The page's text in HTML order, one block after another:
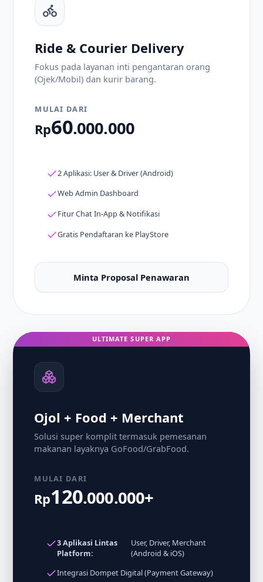
Ride & Courier Delivery
Fokus pada layanan inti pengantaran orang
(Ojek/Mobil) dan kurir barang.
MULAI DARI
Rp60.000.000
2 Aplikasi: User & Driver (Android)
Web Admin Dashboard
Fitur Chat In-App & Notifikasi
Gratis Pendaftaran ke PlayStore
Minta Proposal Penawaran
ULTIMATE SUPER APP
Ojol + Food + Merchant
Solusi super komplit termasuk pemesanan
makanan layaknya GoFood/GrabFood.
MULAI DARI
Rp120.000.000+
3 Aplikasi Lintas
Platform:
User, Driver, Merchant
(Android & iOS)
Integrasi Dompet Digital (Payment Gateway)